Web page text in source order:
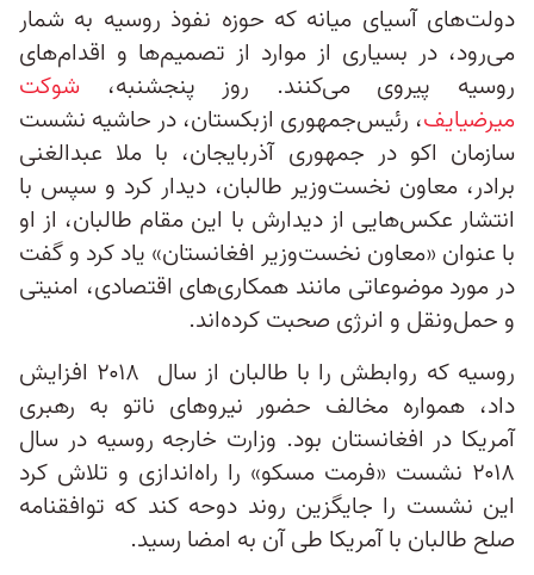
دولت‌های آسیای میانه که حوزه نفوذ روسیه به شمار
می‌رود، در بسیاری از موارد از تصمیم‌ها و اقدام‌های
روسیه پیروی می‌کنند. روز پنجشنبه، شوکت
میرضیایف، رئیس‌جمهوری ازبکستان، در حاشیه نشست
سازمان اکو در جمهوری آذربایجان، با ملا عبدالغنی
برادر، معاون نخست‌وزیر طالبان، دیدار کرد و سپس با
انتشار عکس‌هایی از دیدارش با این مقام طالبان، از او
با عنوان «معاون نخست‌وزیر افغانستان» یاد کرد و گفت
در مورد موضوعاتی مانند همکاری‌های اقتصادی، امنیتی
و حمل‌ونقل و انرژی صحبت کرده‌اند.
روسیه که روابطش را با طالبان از سال ۲۰۱۸ افزایش
داد، همواره مخالف حضور نیروهای ناتو به رهبری
آمریکا در افغانستان بود. وزارت خارجه روسیه در سال
۲۰۱۸ نشست «فرمت مسکو» را راه‌اندازی و تلاش کرد
این نشست را جایگزین روند دوحه کند که توافقنامه
صلح طالبان با آمریکا طی آن به امضا رسید.